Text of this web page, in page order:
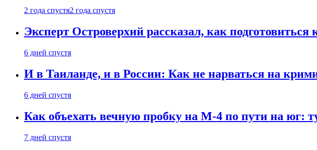
2 года спустя2 года спустя
Эксперт Островерхий рассказал, как
6 дней спустя
И в Таиланде, и в России: Как не нарваться на
6 дней спустя
Как объехать вечную пробку на М-4 по пути на юг:
7 дней спустя